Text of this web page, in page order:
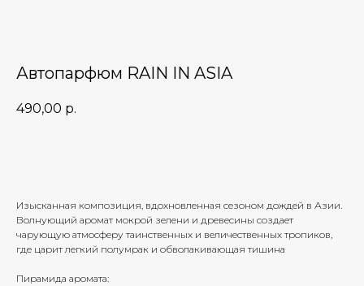
Автопарфюм RAIN IN ASIA
490,00 р.
Изысканная композиция, вдохновленная сезоном дождей в Азии.
Волнующий аромат мокрой зелени и древесины создает
чарующую атмосферу таинственных и величественных тропиков,
где царит легкий полумрак и обволакивающая тишина
Пирамида аромата: